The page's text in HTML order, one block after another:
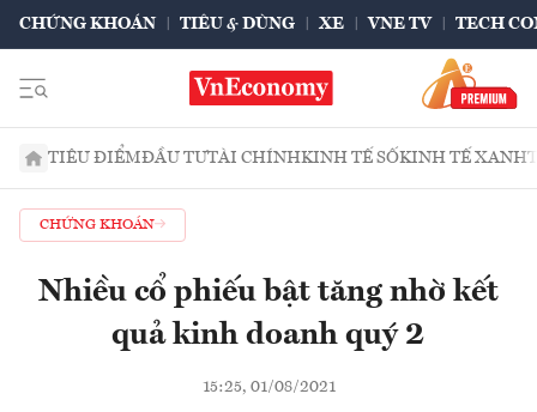
CHỨNG KHOÁN TIÊU & DÙNG XE VNE TV TECH
TIÊU ĐIỂMĐẦU TƯTÀI CHÍNHKINH TẾ SỐKINH TẾ XANH
CHỨNG KHOÁN
Nhiều cổ phiếu bật tăng nhờ kết
quả kinh doanh quý 2
15:25, 01/08/2021